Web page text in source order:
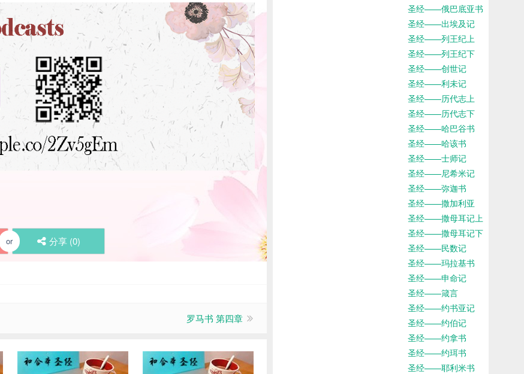
or 分享 (0)
罗马书 第四章
圣经——俄巴底亚书
圣经——出埃及记
圣经——列王纪上
圣经——列王纪下
圣经——创世记
圣经——利未记
圣经——历代志上
圣经——历代志下
圣经——哈巴谷书
圣经——哈该书
圣经——士师记
圣经——尼希米记
圣经——弥迦书
圣经——撒加利亚
圣经——撒母耳记上
圣经——撒母耳记下
圣经——民数记
圣经——玛拉基书
圣经——申命记
圣经——箴言
圣经——约书亚记
圣经——约伯记
圣经——约拿书
圣经——约珥书
圣经——耶利米书